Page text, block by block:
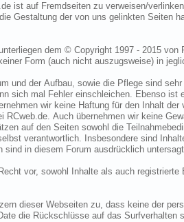
ist auf Fremdseiten zu verweisen/
Gestaltung der von uns gelinkten Seiten
dem © Copyright 1997 - 2015
Form (auch nicht auszugsweise) in
und der Aufbau, sowie die Pflege sind
sich mal Fehler einschleichen. Ebenso
wir keine Haftung für den Inhalt
RCweb.de. Auch übernehmen wir keine
auf den Seiten sowohl die
verantwortlich. Insbesondere sind
sind in diesem Forum ausdrücklich
vor, sowohl Inhalte als auch
dieser Webseiten zu, dass keine der
die Rückschlüsse auf das